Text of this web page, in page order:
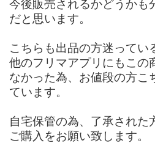
今後販売されるかどうかも
だと思います。
こちらも出品の方迷ってい
他のフリマアプリにもこの
なかった為、お値段の方こ
ています。
自宅保管の為、了承された
ご購入をお願い致します。